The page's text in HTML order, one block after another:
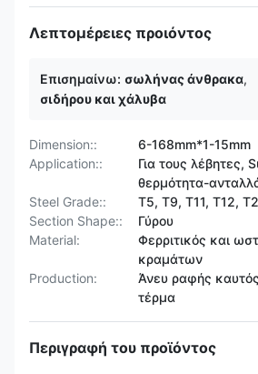
Λεπτομέρειες προιόντος
Επισημαίνω: σωλήνας άνθρακα,
σιδήρου και χάλυβα
Dimension::
6-168mm*1-15mm
Application::
Για τους λέβητες,
θερμότητα-
Steel Grade::
T5, T9, T11, T12,
Section Shape::
Γύρου
Material:
Φερριτικός και
κραμάτων
Production:
Άνευ ραφής
τέρμα
Περιγραφή του προϊόντος